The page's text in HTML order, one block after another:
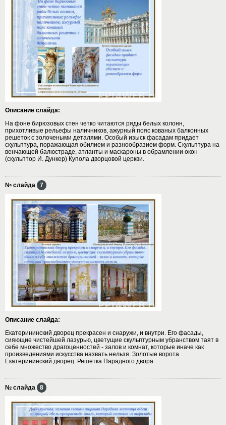
Описание слайда:
На фоне бирюзовых стен четко читаются ряды белых колонн,
прихотливые рельефы наличников, ажурный пояс кованых балконных
решеток с золочеными деталями. Особый изыск фасадам придает
скульптура, поражающая обилием и разнообразием форм. Скульптура на
венчающей балюстраде, атланты и маскароны в обрамлении окон
(скульптор И. Дункер) Купола дворцовой церкви.
№ слайда 7
Описание слайда:
Екатерининский дворец прекрасен и снаружи, и внутри. Его фасады,
сияющие чистейшей лазурью, цветущие скульптурным убранством таят в
себе множество драгоценностей - залов и комнат, которые иначе как
произведениями искусства назвать нельзя. Золотые ворота
Екатерининский дворец. Решетка Парадного двора
№ слайда 8